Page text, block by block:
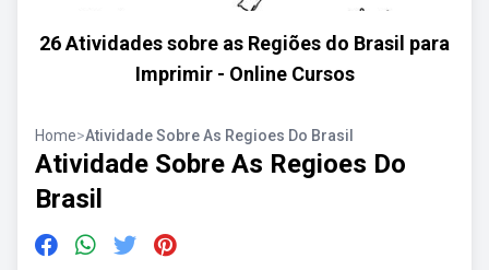
26 Atividades sobre as Regiões do Brasil para
Imprimir - Online Cursos
Home>Atividade Sobre As Regioes Do Brasil
Atividade Sobre As Regioes Do
Brasil